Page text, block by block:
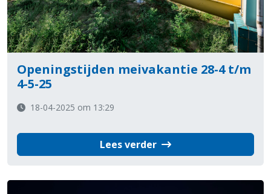
Openingstijden meivakantie 28-4 t/m
4-5-25
18-04-2025 om 13:29
Lees verder